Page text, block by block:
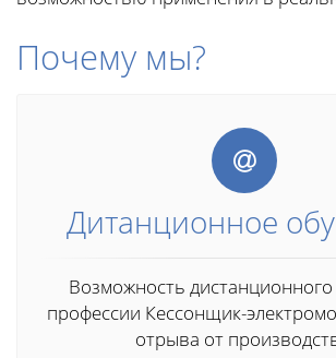
Почему мы?
Дитанционное
Возможность
профессии Кессонщик-
отрыва от